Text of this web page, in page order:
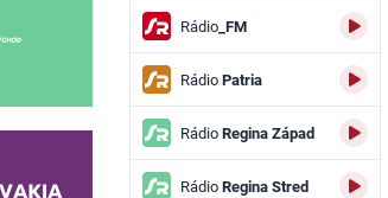
Rádio_FM
RádioPatria
RádioRegina Západ
RádioRegina Stred